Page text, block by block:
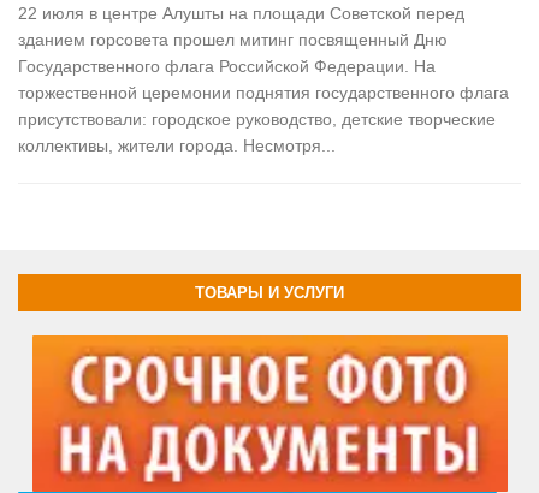
22 июля в центре Алушты на площади Советской перед
зданием горсовета прошел митинг посвященный Дню
Государственного флага Российской Федерации. На
торжественной церемонии поднятия государственного флага
присутствовали: городское руководство, детские творческие
коллективы, жители города. Несмотря...
ТОВАРЫ И УСЛУГИ